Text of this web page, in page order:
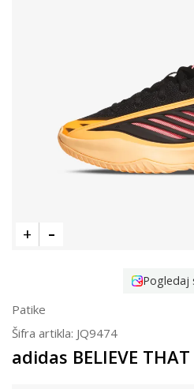
Pogledaj
Patike
Šifra artikla: JQ9474
adidas BELIEVE THAT